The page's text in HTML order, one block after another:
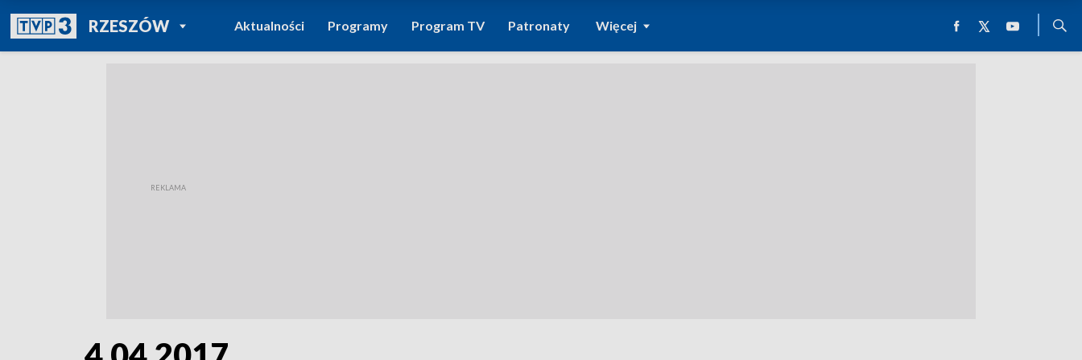
RZESZÓWPOWRÓT DO
TVP REGIONY
Aktualności Programy Program TV Patronaty Więcej